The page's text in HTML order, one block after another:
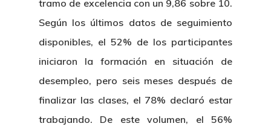
tramo de excelencia con un 9,86 sobre 10.
Según los últimos datos de seguimiento
disponibles, el 52% de los participantes
iniciaron la formación en situación de
desempleo, pero seis meses después de
finalizar las clases, el 78% declaró estar
trabajando. De este volumen, el 56%